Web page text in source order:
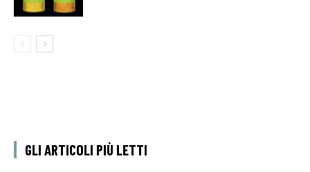
GLI ARTICOLI PIÙ LETTI